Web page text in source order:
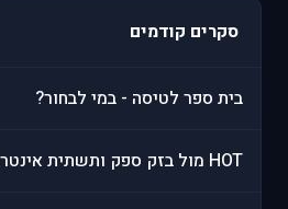
סקרים קודמים
בית ספר לטיסה - במי לבחור?